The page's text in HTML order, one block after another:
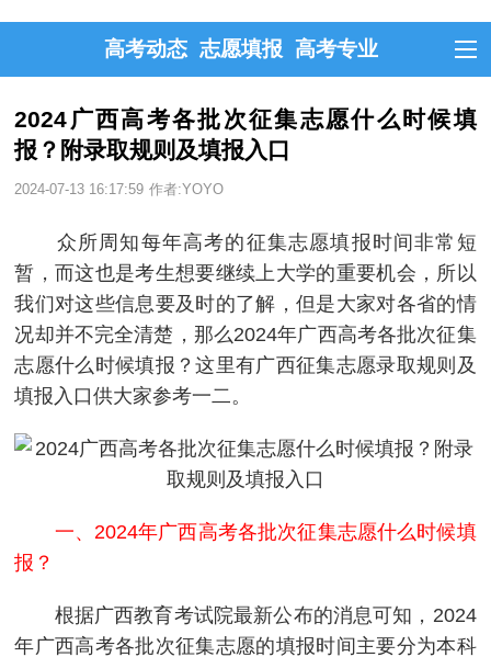
高考动态 志愿填报 高考专业
2024广西高考各批次征集志愿什么时候填
报？附录取规则及填报入口
2024-07-13 16:17:59 作者:YOYO
众所周知每年高考的征集志愿填报时间非常短
暂，而这也是考生想要继续上大学的重要机会，所以
我们对这些信息要及时的了解，但是大家对各省的情
况却并不完全清楚，那么2024年广西高考各批次征集
志愿什么时候填报？这里有广西征集志愿录取规则及
填报入口供大家参考一二。
一、2024年广西高考各批次征集志愿什么时候填
报？
根据广西教育考试院最新公布的消息可知，2024
年广西高考各批次征集志愿的填报时间主要分为本科